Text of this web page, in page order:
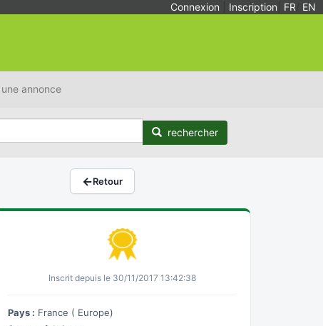
Connexion Inscription FR EN
annonce
rechercher
←Retour
Inscrit depuis le 30/11/2017 13:42:38
Pays : France ( Europe)